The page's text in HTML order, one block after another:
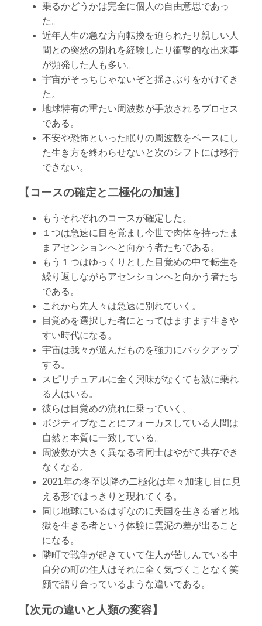
乗るかどうかは完全に個人の自由意思であっ
た。
近年人生の急な方向転換を迫られたり親しい人
間との突然の別れを経験したり衝撃的な出来事
が頻発した人も多い。
宇宙がそっちじゃないぞと揺さぶりをかけてき
た。
地球特有の重たい周波数が手放されるプロセス
である。
不安や恐怖といった眠りの周波数をベースにし
た生き方を終わらせないと次のシフトには移行
できない。
【コースの確定と二極化の加速】
もうそれぞれのコースが確定した。
１つは急速に目を覚まし今世で肉体を持ったま
まアセンションへと向かう者たちである。
もう１つはゆっくりとした目覚めの中で転生を
繰り返しながらアセンションへと向かう者たち
である。
これから先人々は急速に別れていく。
目覚めを選択した者にとってはますます生きや
すい時代になる。
宇宙は我々が選んだものを強力にバックアップ
する。
スピリチュアルに全く興味がなくても波に乗れ
る人はいる。
彼らは目覚めの流れに乗っていく。
ポジティブなことにフォーカスしている人間は
自然と本質に一致している。
周波数が大きく異なる者同士はやがて共存でき
なくなる。
2021年の冬至以降の二極化は年々加速し目に見
える形ではっきりと現れてくる。
同じ地球にいるはずなのに天国を生きる者と地
獄を生きる者という体験に雲泥の差が出ること
になる。
隣町で戦争が起きていて住人が苦しんでいる中
自分の町の住人はそれに全く気づくことなく笑
顔で語り合っているような違いである。
【次元の違いと人類の変容】